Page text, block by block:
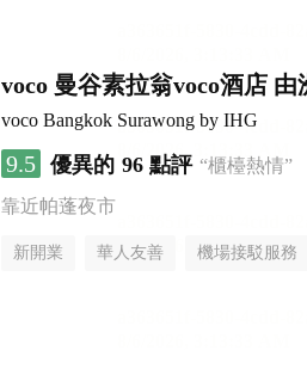
voco 曼谷素拉翁voco酒店
voco Bangkok Surawong by IHG
9.5 優異的 96 點評 “櫃檯熱情”
靠近帕蓬夜市
新開業 華人友善 機場接駁服務